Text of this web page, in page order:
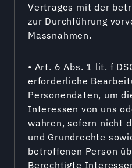
Vertrages mit der
zur Durchführung
Massnahmen.
• Art. 6 Abs. 1 lit. f
erforderliche
Personendaten, um
Interessen von uns
wahren, sofern nicht
und Grundrechte
betroffenen Person
Berechtigte